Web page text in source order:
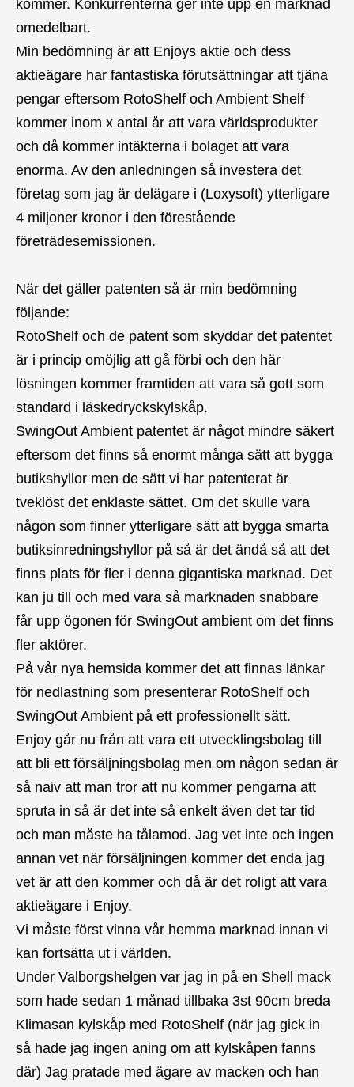
kommer. Konkurrenterna ger inte upp en marknad
omedelbart.
Min bedömning är att Enjoys aktie och dess
aktieägare har fantastiska förutsättningar att tjäna
pengar eftersom RotoShelf och Ambient Shelf
kommer inom x antal år att vara världsprodukter
och då kommer intäkterna i bolaget att vara
enorma. Av den anledningen så investera det
företag som jag är delägare i (Loxysoft) ytterligare
4 miljoner kronor i den förestående
företrädesemissionen.
När det gäller patenten så är min bedömning
följande:
RotoShelf och de patent som skyddar det patentet
är i princip omöjlig att gå förbi och den här
lösningen kommer framtiden att vara så gott som
standard i läskedryckskylskåp.
SwingOut Ambient patentet är något mindre säkert
eftersom det finns så enormt många sätt att bygga
butikshyllor men de sätt vi har patenterat är
tveklöst det enklaste sättet. Om det skulle vara
någon som finner ytterligare sätt att bygga smarta
butiksinredningshyllor på så är det ändå så att det
finns plats för fler i denna gigantiska marknad. Det
kan ju till och med vara så marknaden snabbare
får upp ögonen för SwingOut ambient om det finns
fler aktörer.
På vår nya hemsida kommer det att finnas länkar
för nedlastning som presenterar RotoShelf och
SwingOut Ambient på ett professionellt sätt.
Enjoy går nu från att vara ett utvecklingsbolag till
att bli ett försäljningsbolag men om någon sedan är
så naiv att man tror att nu kommer pengarna att
spruta in så är det inte så enkelt även det tar tid
och man måste ha tålamod. Jag vet inte och ingen
annan vet när försäljningen kommer det enda jag
vet är att den kommer och då är det roligt att vara
aktieägare i Enjoy.
Vi måste först vinna vår hemma marknad innan vi
kan fortsätta ut i världen.
Under Valborgshelgen var jag in på en Shell mack
som hade sedan 1 månad tillbaka 3st 90cm breda
Klimasan kylskåp med RotoShelf (när jag gick in
så hade jag ingen aning om att kylskåpen fanns
där) Jag pratade med ägare av macken och han